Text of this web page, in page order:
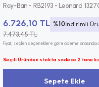
Ray-Ban - RB2193 - Leonard
6.726,10 TL
7.473,45 TL
%10İndirimli
Fiyat, seçilen seçeneklere göre ödeme sırasında
Seçili Üründen stokta sadece 2 tane
Sepete Ekle